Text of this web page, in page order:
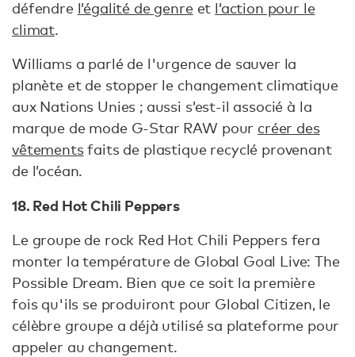
défendre l’égalité de genreet l’action pour le
climat.
Williams a parlé de l'urgence de sauver la
planète et de stopper le changement climatique
aux Nations Unies ; aussi s’est-il associé à la
marque de mode G-Star RAW pour créer des
vêtementsfaits de plastique recyclé provenant
de l’océan.
18. Red Hot Chili Peppers
Le groupe de rock Red Hot Chili Peppers fera
monter la température de Global Goal Live: The
Possible Dream. Bien que ce soit la première
fois qu'ils se produiront pour Global Citizen, le
célèbre groupe a déjà utilisé sa plateforme pour
appeler au changement.